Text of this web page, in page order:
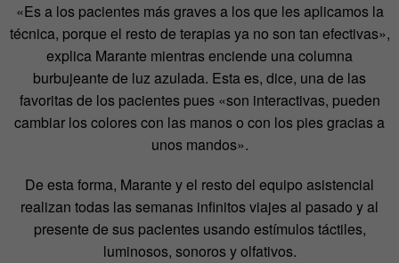
«Es a los pacientes más graves a los que les aplicamos la
técnica, porque el resto de terapias ya no son tan efectivas»,
explica Marante mientras enciende una columna
burbujeante de luz azulada. Esta es, dice, una de las
favoritas de los pacientes pues «son interactivas, pueden
cambiar los colores con las manos o con los pies gracias a
unos mandos».
De esta forma, Marante y el resto del equipo asistencial
realizan todas las semanas infinitos viajes al pasado y al
presente de sus pacientes usando estímulos táctiles,
luminosos, sonoros y olfativos.